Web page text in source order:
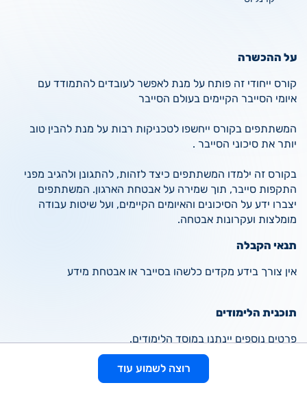
על ההכשרה
קורס ייחודי זה פותח על מנת לאפשר לעובדים להתמודד עם
איומי הסייבר הקיימים בעולם הסייבר
המשתתפים בקורס ייחשפו לטכניקות רבות על מנת להבין טוב
יותר את סיכוני הסייבר .
בקורס זה ילמדו המשתתפים כיצד לזהות, להתגונן ולהגיב מפני
התקפות סייבר, תוך שמירה על אבטחת הארגון. המשתתפים
יצברו ידע על הסיכונים והאיומים הקיימים, ועל שיטות עבודה
מומלצות ועקרונות אבטחה.
תנאי הקבלה
אין צורך בידע מקדים כלשהו בסייבר או אבטחת מידע
תוכנית הלימודים
פרטים נוספים יינתנו במוסד הלימודים.
רוצה לראות עוד הכשרות ומסלולי לימוד שיכולים להתאים
רוצה לשמוע עוד